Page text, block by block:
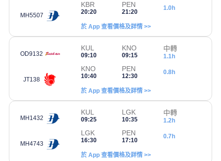
MH5507
KBR
20:20
PEN
21:20
1.0h
於 App 查看價格及詳情 >>
OD9132
KUL
09:10
KNO
09:15
中轉
1.1h
JT138
KNO
10:40
PEN
12:30
0.8h
於 App 查看價格及詳情 >>
MH1432
KUL
09:25
LGK
10:35
中轉
1.2h
MH4743
LGK
16:30
PEN
17:10
0.7h
於 App 查看價格及詳情 >>